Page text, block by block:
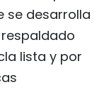
se desarrolla
lista y por